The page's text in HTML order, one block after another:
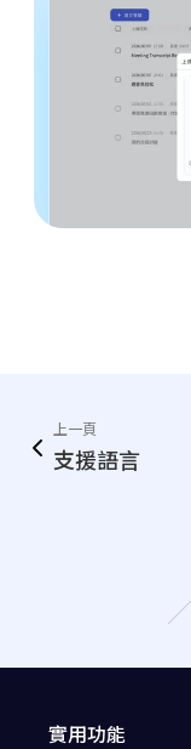
上一頁
支援語言
實用功能